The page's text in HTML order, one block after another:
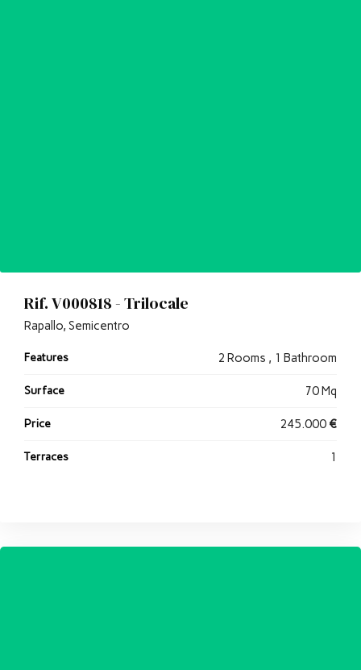
Rif. V000818 - Trilocale
Rapallo, Semicentro
Features 2 Rooms , 1 Bathroom
Surface 70 Mq
Price 245.000 €
Terraces 1